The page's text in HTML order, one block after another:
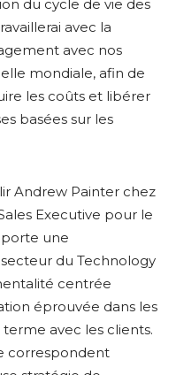
du cycle de vie des
avec la
avec nos
mondiale, afin de
les coûts et libérer
basées sur les
Andrew Painter chez
Executive pour le
une
du Technology
centrée
éprouvée dans les
avec les clients.
correspondent